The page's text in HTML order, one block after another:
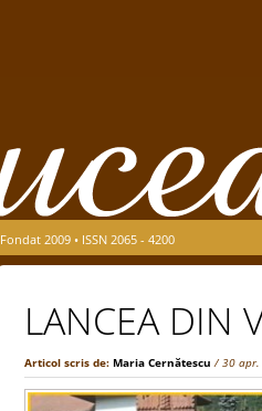
Fondat 2009 • ISSN 2065 - 4200
LANCEA DIN
Articol scris de: Maria Cernătescu / 30 apr.